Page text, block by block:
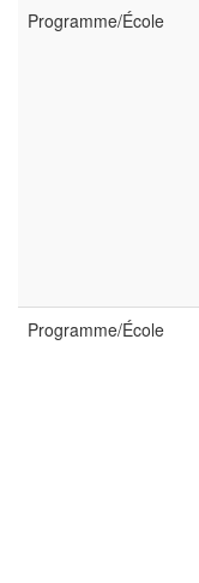
Programme/École
Programme/École